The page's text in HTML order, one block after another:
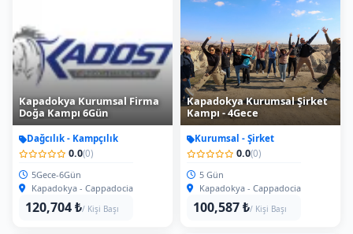
Kapadokya Kurumsal Firma
Doğa Kampı 6Gün
Dağcılık - Kampçılık
0.0(0)
5Gece-6Gün
Kapadokya - Cappadocia
120,704 ₺/ Kişi Başı
Kapadokya Kurumsal Şirket
Kampı - 4Gece
Kurumsal - Şirket
0.0(0)
5 Gün
Kapadokya - Cappadocia
100,587 ₺/ Kişi Başı